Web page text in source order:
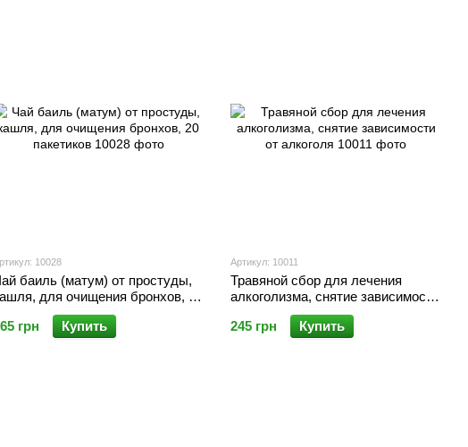
10028
баиль (матум) от простуды,
для очищения бронхов, 20
пакетиков
грн
Купить
Артикул: 10011
Травяной сбор для лечения
алкоголизма, снятие зависимости
от алкоголя
245 грн
Купить